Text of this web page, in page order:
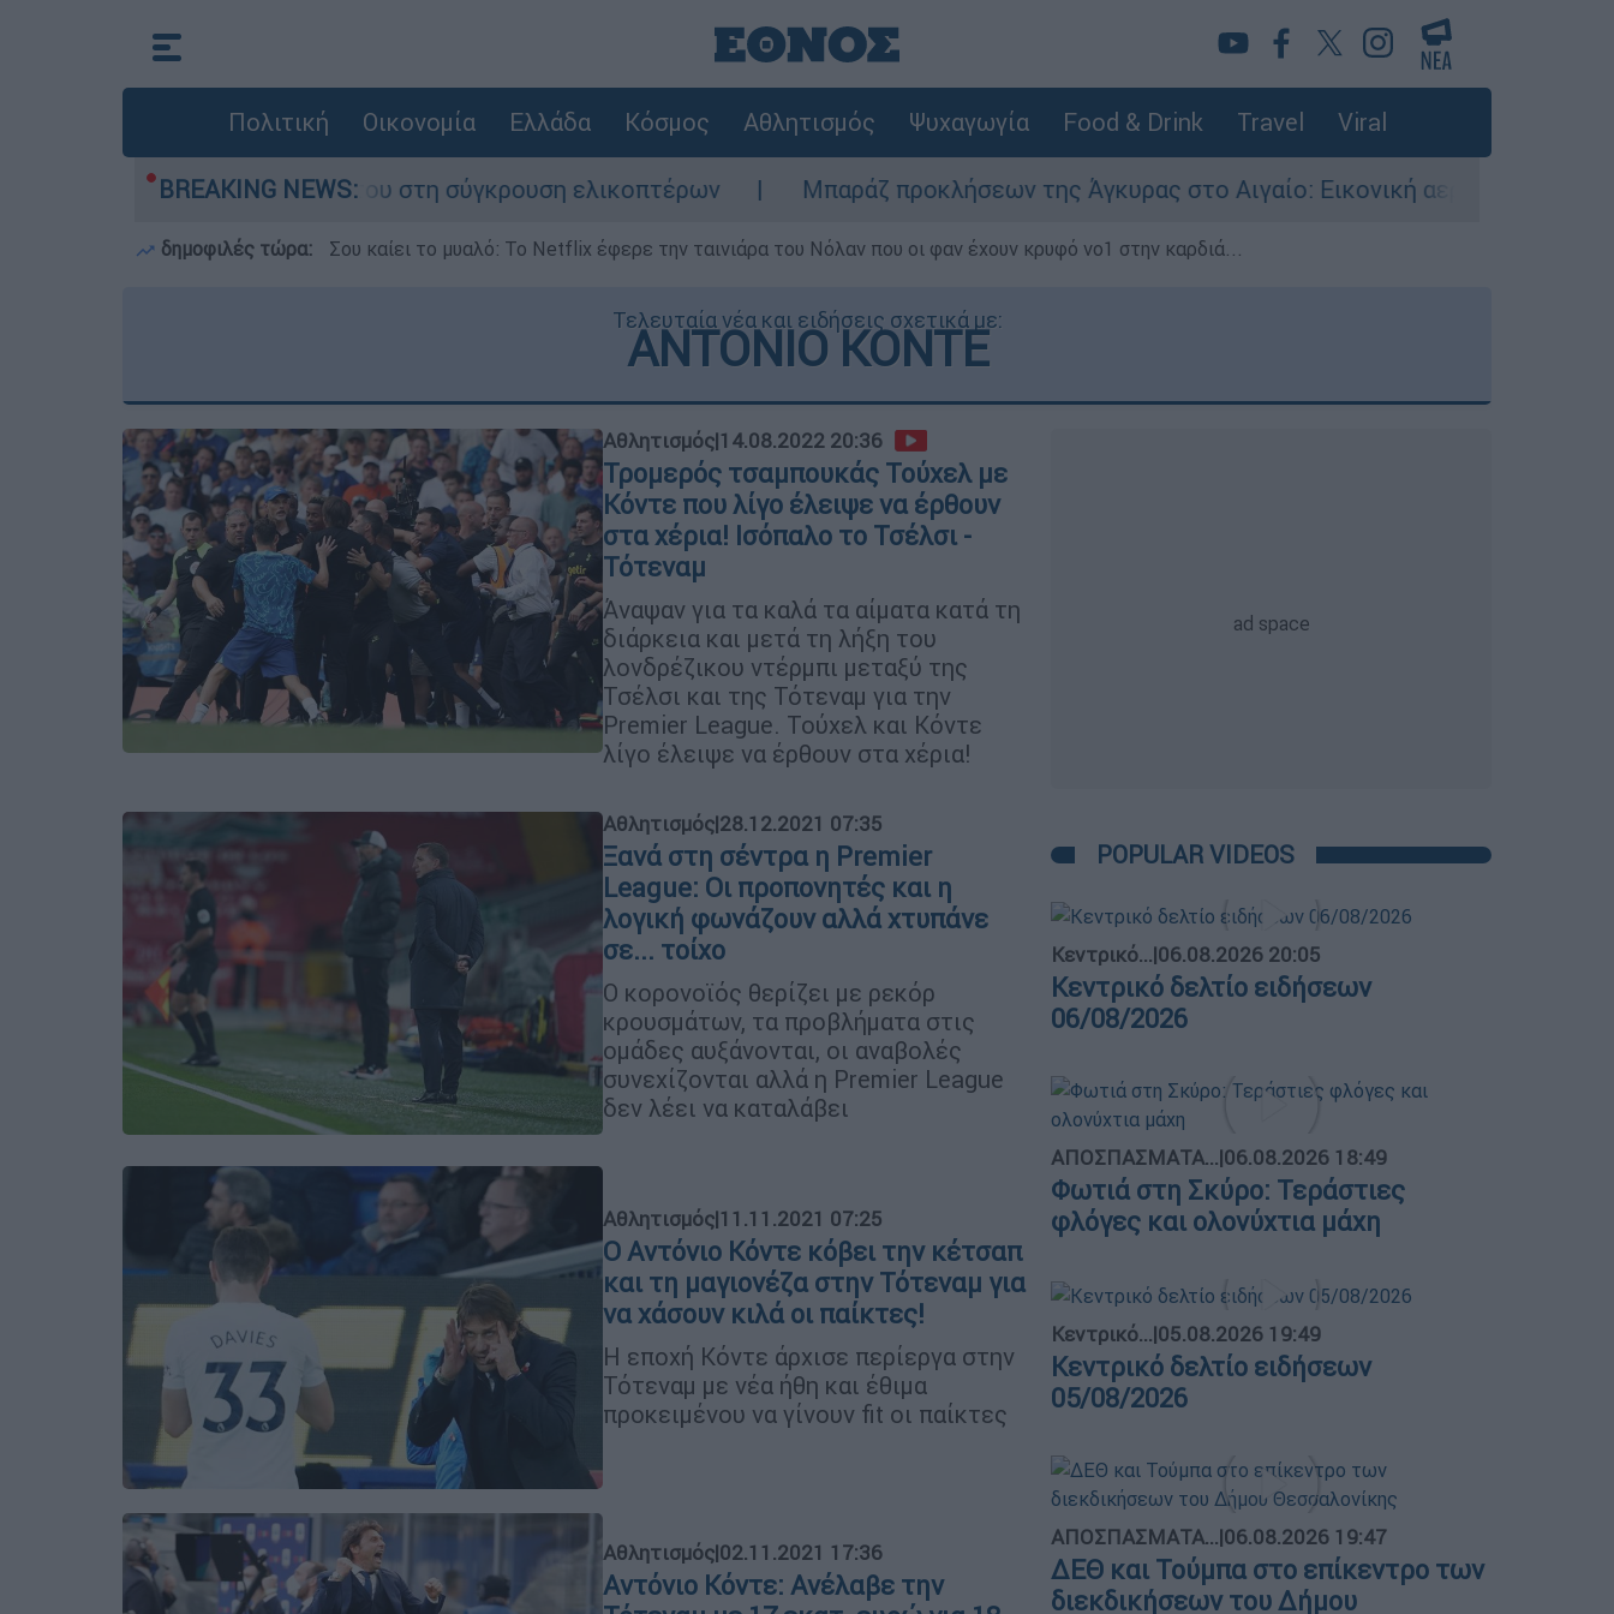
Πολιτική Οικονομία Ελλάδα Κόσμος Αθλητισμός Ψυχαγωγία Food & Drink Travel Viral
BREAKING NEWS:
έχασε τη ζωή του στη σύγκρουση ελικοπτέρων Μπαράζ προκλήσεων της Άγκυρας στο Αιγαίο: Εικονική αερομαχία ανάμεσα σε
δημοφιλές τώρα: Σου καίει το μυαλό: Το Netflix έφερε την ταινιάρα του Νόλαν που οι φαν έχουν κρυφό νο1 στην καρδιά...
Τελευταία νέα και ειδήσεις σχετικά με:
ΑΝΤΟΝΙΟ ΚΟΝΤΕ
Αθλητισμός|14.08.2022 20:36
Τρομερός τσαμπουκάς Τούχελ με
Κόντε που λίγο έλειψε να έρθουν
στα χέρια! Ισόπαλο το Τσέλσι -
Τότεναμ
Άναψαν για τα καλά τα αίματα κατά τη
διάρκεια και μετά τη λήξη του
λονδρέζικου ντέρμπι μεταξύ της
Τσέλσι και της Τότεναμ για την
Premier League. Τούχελ και Κόντε
λίγο έλειψε να έρθουν στα χέρια!
Αθλητισμός|28.12.2021 07:35
Ξανά στη σέντρα η Premier
League: Οι προπονητές και η
λογική φωνάζουν αλλά χτυπάνε
σε... τοίχο
Ο κορονοϊός θερίζει με ρεκόρ
κρουσμάτων, τα προβλήματα στις
ομάδες αυξάνονται, οι αναβολές
συνεχίζονται αλλά η Premier League
δεν λέει να καταλάβει
Αθλητισμός|11.11.2021 07:25
Ο Αντόνιο Κόντε κόβει την κέτσαπ
και τη μαγιονέζα στην Τότεναμ για
να χάσουν κιλά οι παίκτες!
Η εποχή Κόντε άρχισε περίεργα στην
Τότεναμ με νέα ήθη και έθιμα
προκειμένου να γίνουν fit οι παίκτες
Αθλητισμός|02.11.2021 17:36
Αντόνιο Κόντε: Ανέλαβε την
POPULAR VIDEOS
Κεντρικό...|06.08.2026 20:05
Κεντρικό δελτίο ειδήσεων
06/08/2026
ΑΠΟΣΠΑΣΜΑΤΑ...|06.08.2026 18:49
Φωτιά στη Σκύρο: Τεράστιες
φλόγες και ολονύχτια μάχη
Κεντρικό...|05.08.2026 19:49
Κεντρικό δελτίο ειδήσεων
05/08/2026
ΑΠΟΣΠΑΣΜΑΤΑ...|06.08.2026 19:47
ΔΕΘ και Τούμπα στο επίκεντρο των
διεκδικήσεων του Δήμου